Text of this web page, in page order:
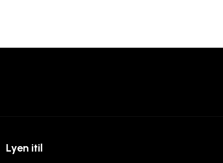
Lyen itil